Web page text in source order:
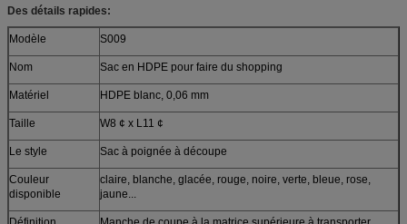
Des détails rapides:
Modèle S009
Nom Sac en HDPE pour faire du shopping
Matériel HDPE blanc, 0,06 mm
Taille W8 ¢ x L11 ¢
Le style Sac à poignée à découpe
Couleur
disponible
claire, blanche, glacée, rouge, noire, verte, bleue, rose,
jaune...